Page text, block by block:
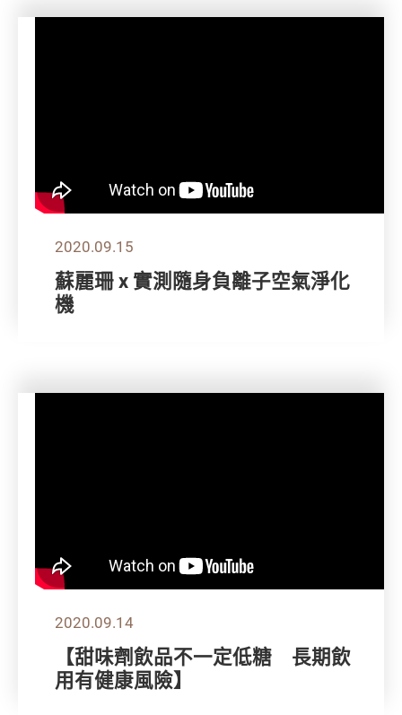
2020.09.15
蘇麗珊 x 實測隨身負離子空氣淨化
機
2020.09.14
【甜味劑飲品不一定低糖 長期飲
用有健康風險】